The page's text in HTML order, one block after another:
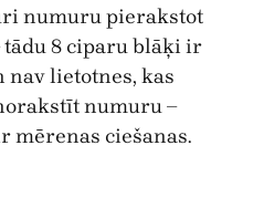
numuru pierakstot
tādu 8 ciparu blāķi ir
nav lietotnes, kas
numuru –
mērenas ciešanas.